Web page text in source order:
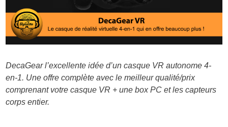
DecaGear l’excellente idée d’un casque VR autonome 4-
en-1. Une offre complète avec le meilleur qualité/prix
comprenant votre casque VR + une box PC et les capteurs
corps entier.